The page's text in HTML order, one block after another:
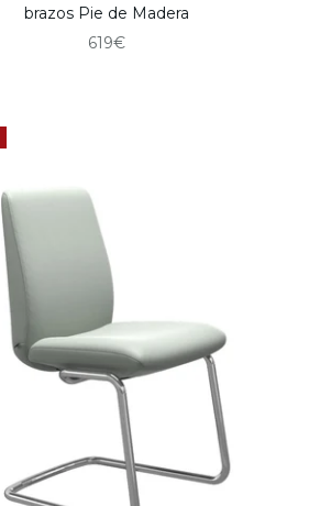
brazos Pie de Madera
Precio de oferta
619€